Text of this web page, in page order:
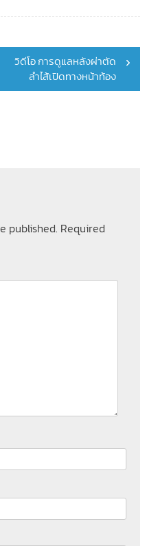
วิดีโอ การดูแลหลังผ่าตัด
ลำไส้เปิดทางหน้าท้อง
published. Required